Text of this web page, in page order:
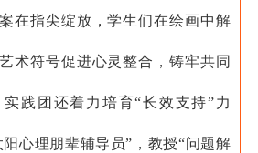
在指尖绽放，学生们在绘画中解
术符号促进心灵整合，铸牢共同
践团还着力培育“长效支持”力
心理朋辈辅导员”，教授“问题解